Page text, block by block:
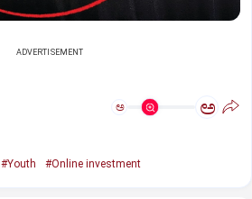
ADVERTISEMENT
ಅ ಅ
#Youth #Online investment